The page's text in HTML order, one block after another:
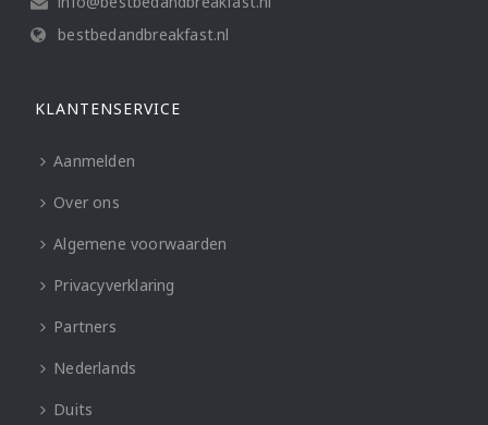
bestbedandbreakfast.nl
KLANTENSERVICE
Aanmelden
Over ons
Algemene voorwaarden
Privacyverklaring
Partners
Nederlands
Duits